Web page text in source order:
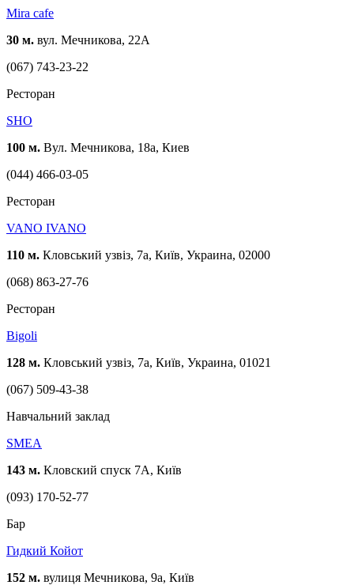
Mira cafe
30 м. вул. Мечникова, 22А
(067) 743-23-22
Ресторан
SHO
100 м. Вул. Мечникова, 18а, Киев
(044) 466-03-05
Ресторан
VANO IVANO
110 м. Кловський узвіз, 7а, Київ, Украина, 02000
(068) 863-27-76
Ресторан
Bigoli
128 м. Кловський узвіз, 7а, Київ, Украина, 01021
(067) 509-43-38
Навчальний заклад
SMEA
143 м. Кловский спуск 7А, Київ
(093) 170-52-77
Бар
Гидкий Койот
152 м. вулиця Мечникова, 9а, Київ